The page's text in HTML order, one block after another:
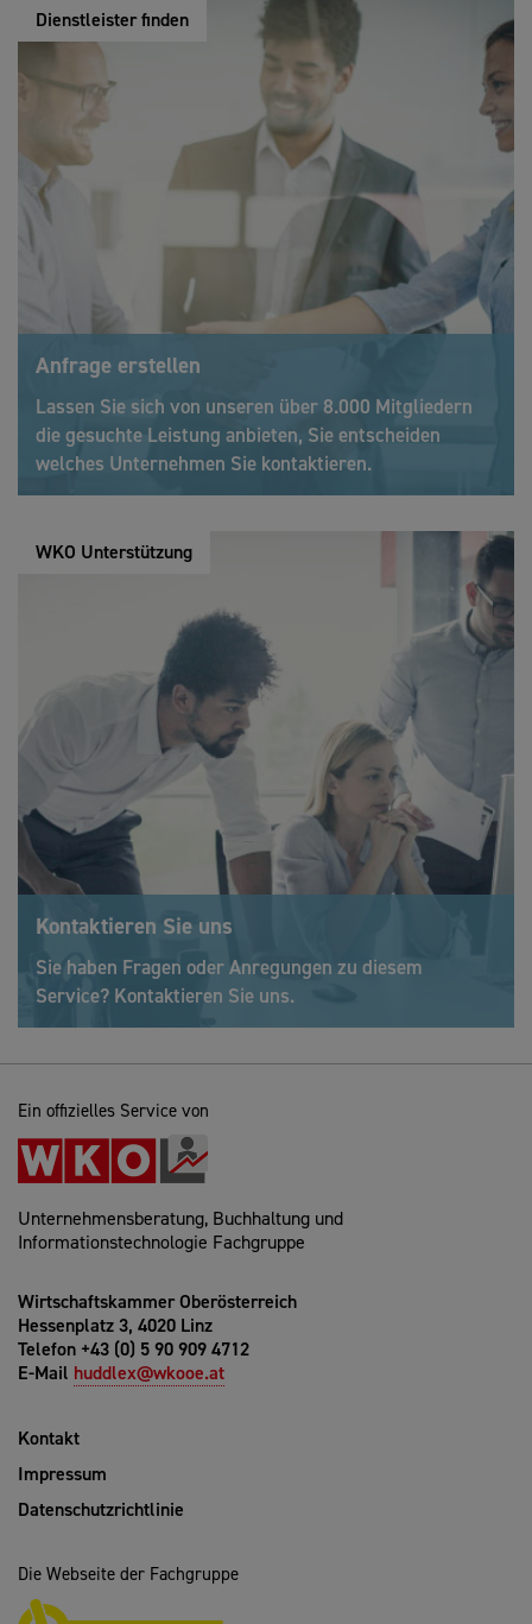
Dienstleister finden
Anfrage erstellen
Lassen Sie sich von unseren über 8.000 Mitgliedern
die gesuchte Leistung anbieten, Sie entscheiden
welches Unternehmen Sie kontaktieren.
WKO Unterstützung
Kontaktieren Sie uns
Sie haben Fragen oder Anregungen zu diesem
Service? Kontaktieren Sie uns.
Ein offizielles Service von
Unternehmensberatung, Buchhaltung und
Informationstechnologie Fachgruppe
Wirtschaftskammer Oberösterreich
Hessenplatz 3, 4020 Linz
Telefon +43 (0) 5 90 909 4712
E-Mail huddlex@wkooe.at
Kontakt
Impressum
Datenschutzrichtlinie
Die Webseite der Fachgruppe